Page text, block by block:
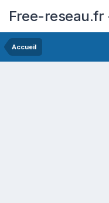
Free-reseau.fr
Accueil